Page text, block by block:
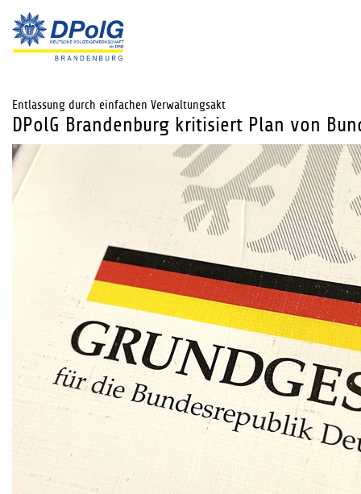
Entlassung durch einfachen Verwaltungsakt
DPolG Brandenburg kritisiert Plan von